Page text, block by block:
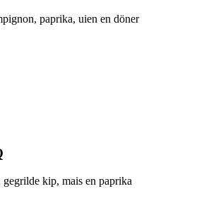
paprika, uien en döner
kip, mais en paprika